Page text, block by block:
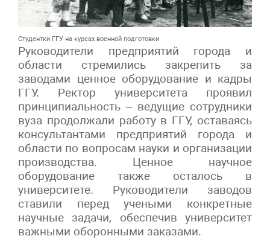
Студентки ГГУ на курсах военной подготовки
Руководители предприятий города и
области стремились закрепить за
заводами ценное оборудование и кадры
ГГУ. Ректор университета проявил
принципиальность – ведущие сотрудники
вуза продолжали работу в ГГУ, оставаясь
консультантами предприятий города и
области по вопросам науки и организации
производства. Ценное научное
оборудование также осталось в
университете. Руководители заводов
ставили перед учеными конкретные
научные задачи, обеспечив университет
важными оборонными заказами.